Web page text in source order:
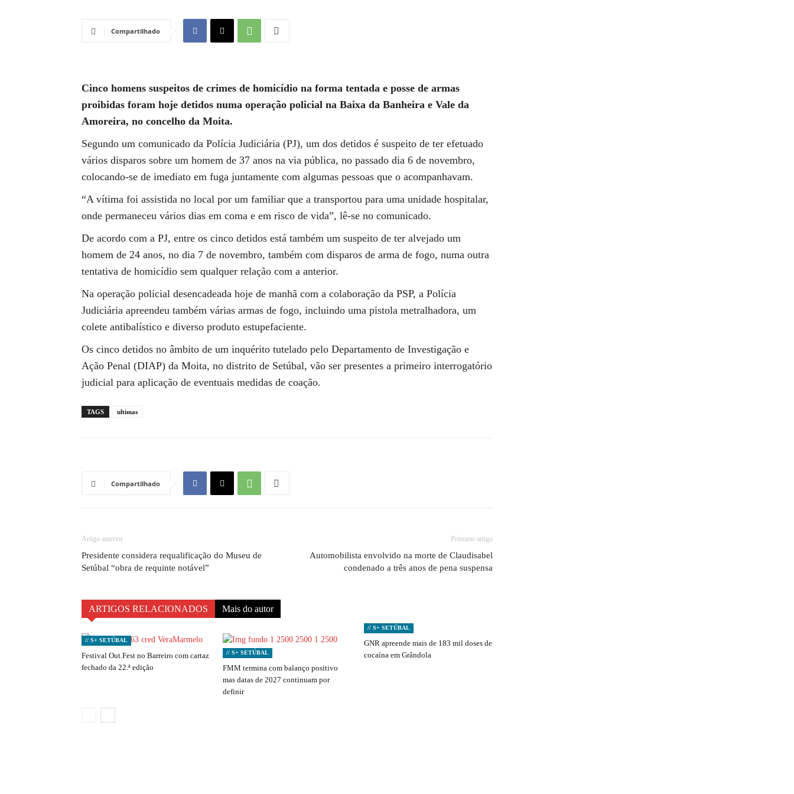
Compartilhado
Cinco homens suspeitos de crimes de homicídio na forma tentada e posse de armas
proibidas foram hoje detidos numa operação policial na Baixa da Banheira e Vale da
Amoreira, no concelho da Moita.
Segundo um comunicado da Polícia Judiciária (PJ), um dos detidos é suspeito de ter efetuado
vários disparos sobre um homem de 37 anos na via pública, no passado dia 6 de novembro,
colocando-se de imediato em fuga juntamente com algumas pessoas que o acompanhavam.
“A vítima foi assistida no local por um familiar que a transportou para uma unidade hospitalar,
onde permaneceu vários dias em coma e em risco de vida”, lê-se no comunicado.
De acordo com a PJ, entre os cinco detidos está também um suspeito de ter alvejado um
homem de 24 anos, no dia 7 de novembro, também com disparos de arma de fogo, numa outra
tentativa de homicídio sem qualquer relação com a anterior.
Na operação policial desencadeada hoje de manhã com a colaboração da PSP, a Polícia
Judiciária apreendeu também várias armas de fogo, incluindo uma pistola metralhadora, um
colete antibalístico e diverso produto estupefaciente.
Os cinco detidos no âmbito de um inquérito tutelado pelo Departamento de Investigação e
Ação Penal (DIAP) da Moita, no distrito de Setúbal, vão ser presentes a primeiro interrogatório
judicial para aplicação de eventuais medidas de coação.
TAGS ultimas
Compartilhado
Artigo anterior
Presidente considera requalificação do Museu de
Setúbal “obra de requinte notável”
Próximo artigo
Automobilista envolvido na morte de Claudisabel
condenado a três anos de pena suspensa
ARTIGOS RELACIONADOS Mais do autor
// S+ SETÚBAL
Festival Out.Fest no Barreiro com cartaz
fechado da 22.ª edição
// S+ SETÚBAL
FMM termina com balanço positivo
mas datas de 2027 continuam por
definir
// S+ SETÚBAL
GNR apreende mais de 183 mil doses de
cocaína em Grândola